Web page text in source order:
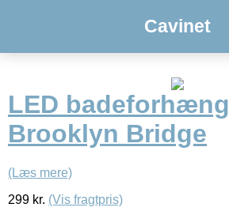
Cavinet
LED badeforhæng
Brooklyn Bridge
(Læs mere)
299 kr. (Vis fragtpris)